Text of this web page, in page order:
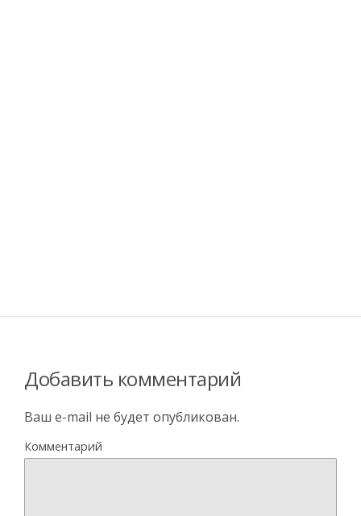
Добавить комментарий
Ваш e-mail не будет опубликован.
Комментарий